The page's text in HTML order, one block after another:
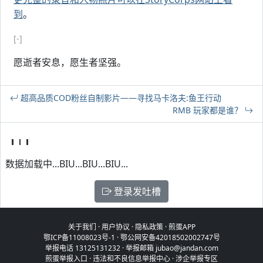
到。
[-]
愿逝者安息，愿生者坚强。
超高品质COD粉丝自制影片——寻找马卡洛夫:鱼王行动
RMB 玩家都是谁？
数据加载中...BIU...BIU...BIU...
登录发吐槽
关于我们 ·用户协议 · 隐私政策·煎蛋APP
鄂ICP备11008023号-1 ·鄂公网安备42018502002747号
举报电话 13125131232 · 举报邮箱 jubao@jandan.com
煎蛋举报入口 ·违法和不良信息举报中心 ·涉企举报专区